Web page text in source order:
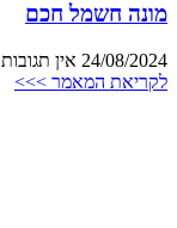
מונה חשמל חכם
24/08/2024 אין תגובות
לקריאת המאמר >>>